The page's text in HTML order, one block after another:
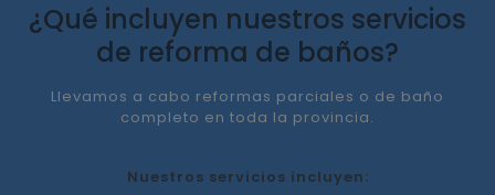
¿Qué incluyen nuestros servicios
de reforma de baños?
Llevamos a cabo reformas parciales o de baño
completo en toda la provincia.
Nuestros servicios incluyen: